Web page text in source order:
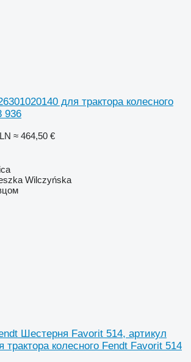
для трактора колесного
936
≈ 464,50 €
Wilczyńska
Шестерня Favorit 514, артикул
трактора колесного Fendt Favorit 514